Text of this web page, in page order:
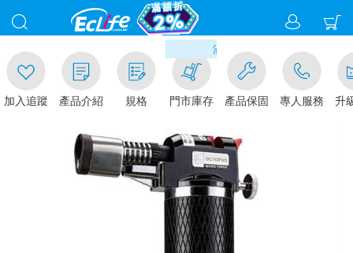
加入追蹤 產品介紹 規格
滿千元門市取貨現折1%(部分
門市庫存 產品保固 專人服務 升